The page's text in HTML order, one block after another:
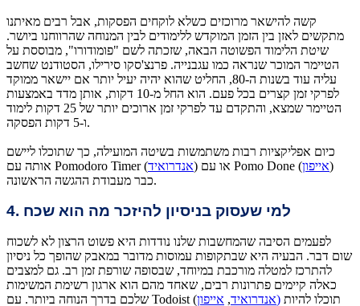
קשה להישאר מרוכזים כשלא לוקחים הפסקות, אבל רבים מאיתנו
מתקשים לאזן בין הזמן המוקדש ללימודים לבין המנוחה שהרווחנו ביושר.
שיטת הלימוד הפשוטה הבאה, שזכתה לשם "פומודורו", מבוססת על
הטיימר המוכר שנראה כמו עגבנייה. פרנצ'סקו סירילו, הסטודנט שחשב
עליה עוד בשנות ה-80, החליט שהוא יהיה יעיל יותר אם יישאר ממוקד
לפרקי זמן קצרים בכל פעם. הוא החל מ-10 דקות, אותן מדד באמצעות
הטיימר שמצא, והתקדם עד לפרקי זמן ארוכים יותר של 25 דקות לימוד
ו-5 דקות הפסקה.
כיום אפליקציות רבות משתמשות בשיטה המועילה, כך שתוכלו ליישם
אותה עם Pomodoro Timer (אנדרואיד ) או עם Pomo Done (אייפון)
כבר מעבודת ההגשה הראשונה.
4. למי שעסוק בניסיון להיזכר מה הוא שכח
לפעמים הסיבה שהמחשבות שלנו נודדות היא פשוט הרצון לא לשכוח
שום דבר. הבעיה היא שבתקופות עמוסות מדובר במאבק שהופך כל ניסיון
להתרכז למטלה מורכבת במיוחד, שבסופה שורפת זמן רב. גם למצבים
כאלה קיימים פתרונות רבים, שאחד מהם הוא ארגון רשימת המשימות
שלכם בדרך הנוחה ביותר. עם Todoist (
אנדרואיד, אייפון)